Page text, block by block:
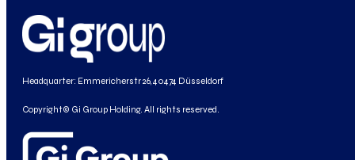
Headquarter: Emmericherstr 26, 40474 Düsseldorf
Copyright© Gi Group Holding. All rights reserved.